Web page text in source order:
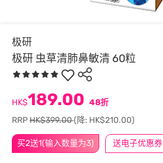
极研
极研 虫草清肺鼻敏清 60粒
买2送1(输入数量为3) 送电子优惠券
HK$189.00 48折
RRPHK$399.00(降: HK$210.00)